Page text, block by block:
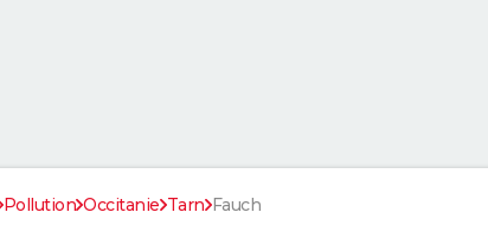
Pollution Occitanie Tarn Fauch